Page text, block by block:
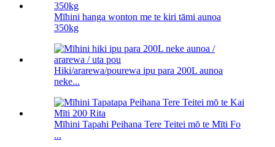
Mīhini hanga wonton me te kiri tāmi aunoa
350kg
Hiki/ararewa/pourewa ipu para 200L aunoa
neke...
Mīhini Tapahi Peihana Tere Teitei mō te Mīti Fo
...